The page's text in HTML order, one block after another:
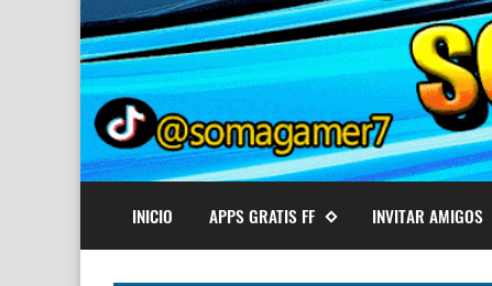
INICIO APPS GRATIS FF INVITAR AMIGOS